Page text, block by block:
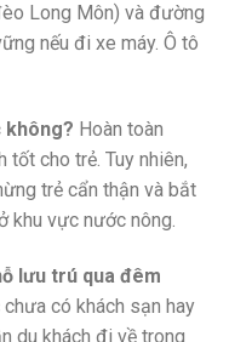
Long Môn) và đường
nếu đi xe máy. Ô tô
không? Hoàn toàn
cho trẻ. Tuy nhiên,
trẻ cẩn thận và bắt
khu vực nước nông.
lưu trú qua đêm
có khách sạn hay
du khách đi về trong